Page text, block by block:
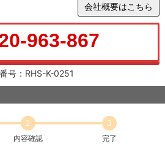
会社概要はこちら
963-867
号：RHS-K-0251
2
内容確認
3
完了